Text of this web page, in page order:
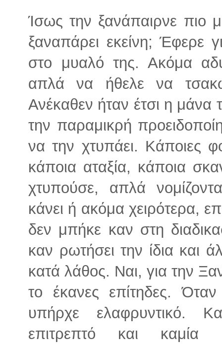
Ίσως την ξανάπαιρνε πιο
ξαναπάρει εκείνη; Έφερε
στο μυαλό της. Ακόμα
απλά να ήθελε να
Ανέκαθεν ήταν έτσι η μάνα
την παραμικρή
να την χτυπάει. Κάποιες
κάποια αταξία, κάποια
χτυπούσε, απλά
κάνει ή ακόμα χειρότερα,
δεν μπήκε καν στη
καν ρωτήσει την ίδια και
κατά λάθος. Ναι, για την
το έκανες επίτηδες.
υπήρχε ελαφρυντικό.
επιτρεπτό και καμία